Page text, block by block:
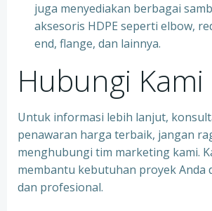
juga menyediakan berbagai
aksesoris HDPE seperti elbow,
end, flange, dan lainnya.
Hubungi Kami
Untuk informasi lebih lanjut,
penawaran harga terbaik, jangan
menghubungi tim marketing kami.
membantu kebutuhan proyek Anda
dan profesional.